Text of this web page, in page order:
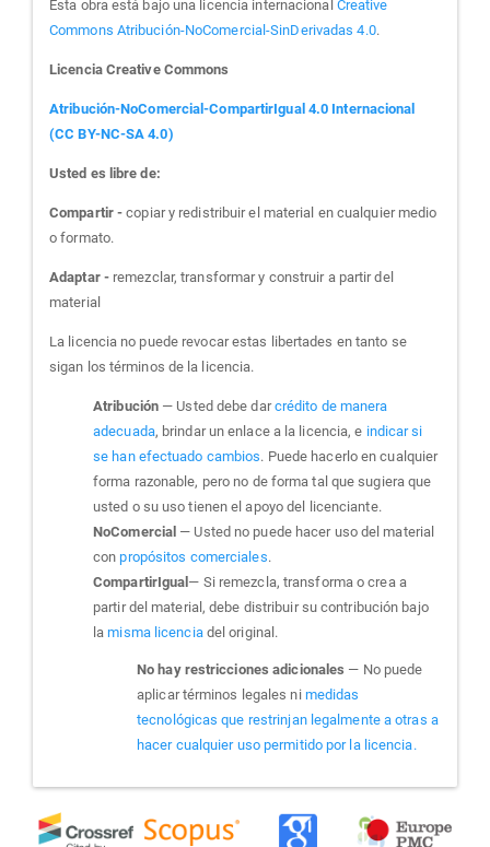
Esta obra está bajo una licencia internacional Creative
Commons Atribución-NoComercial-SinDerivadas 4.0.
Licencia Creative Commons
Atribución-NoComercial-CompartirIgual 4.0 Internacional
(CC BY-NC-SA 4.0)
Usted es libre de:
Compartir -copiar y redistribuir el material en cualquier medio
o formato.
Adaptar -remezclar, transformar y construir a partir del
material
La licencia no puede revocar estas libertades en tanto se
sigan los términos de la licencia.
Atribución — Usted debe darcrédito de manera
adecuada, brindar un enlace a la licencia, e indicar si
se han efectuado cambios. Puede hacerlo en cualquier
forma razonable, pero no de forma tal que sugiera que
usted o su uso tienen el apoyo del licenciante.
NoComercial — Usted no puede hacer uso del material
conpropósitos comerciales.
CompartirIgual — Si remezcla, transforma o crea a
partir del material, debe distribuir su contribución bajo
lamisma licenciadel original.
No hay restricciones adicionales — No puede
aplicar términos legales ni medidas
tecnológicas que restrinjan legalmente a otras a
hacer cualquier uso permitido por la licencia.